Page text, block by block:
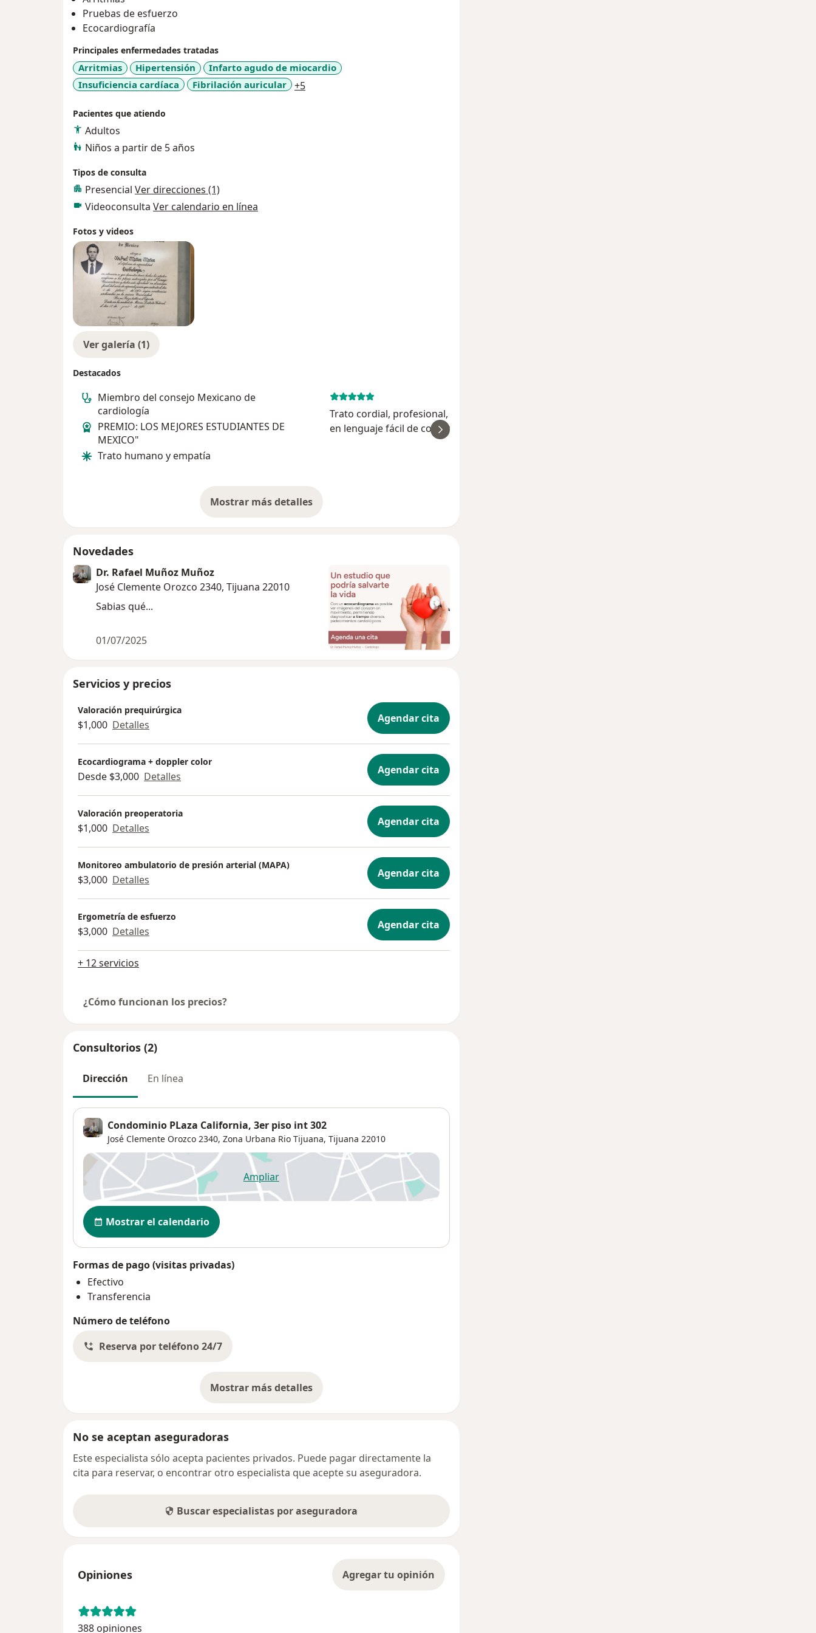
Pruebas de esfuerzo
Ecocardiografía
Principales enfermedades tratadas
Arritmias Hipertensión
Infarto agudo de miocardio
Insuficiencia cardíaca
Fibrilación auricular +5a11y_sr_more_diseases
Pacientes que atiendo
Adultos
Niños a partir de 5 años
Tipos de consulta
Presencial Ver direcciones (1)
Videoconsulta Ver calendario en línea
Fotos y videos
Ver galería (1)
Destacados
Miembro del consejo Mexicano de
cardiología
PREMIO: LOS MEJORES ESTUDIANTES DE
MEXICO"
Trato humano y empatía
Trato cordial, profesional, conciso y explicaciones
en lenguaje fácil de comprender. Quedé
gratamente sorprendido que hasta decidí llevar
Mostrar más detalles
sobre la experiencia
Novedades
Dr. Rafael Muñoz Muñoz
José Clemente Orozco 2340, Tijuana 22010
Sabias qué...
01/07/2025
Servicios y precios
Valoración prequirúrgica
$1,000 Detalles Agendar cita
Ecocardiograma + doppler color
Desde $3,000 Detalles Agendar cita
Valoración preoperatoria
$1,000 Detalles Agendar cita
Monitoreo ambulatorio de presión arterial (MAPA)
$3,000 Detalles Agendar cita
Ergometría de esfuerzo
$3,000 Detalles Agendar cita
+ 12 servicios
¿Cómo funcionan los precios?
Consultorios (2)
Dirección En línea
Condominio PLaza California, 3er piso int 302
José Clemente Orozco 2340, Zona Urbana Rio Tijuana, Tijuana 22010
Ampliarse abre en una nueva pestaña
Disponibilidad
Mostrar el calendario
Formas de pago (visitas privadas)
Efectivo
Transferencia
Número de teléfono
Reserva por teléfono 24/7
Mostrar más detalles
sobre la dirección
No se aceptan aseguradoras
Este especialista sólo acepta pacientes privados. Puede pagar directamente la
cita para reservar, o encontrar otro especialista que acepte su aseguradora.
Buscar especialistas por aseguradora
Opiniones Agregar tu opinión
388 opiniones